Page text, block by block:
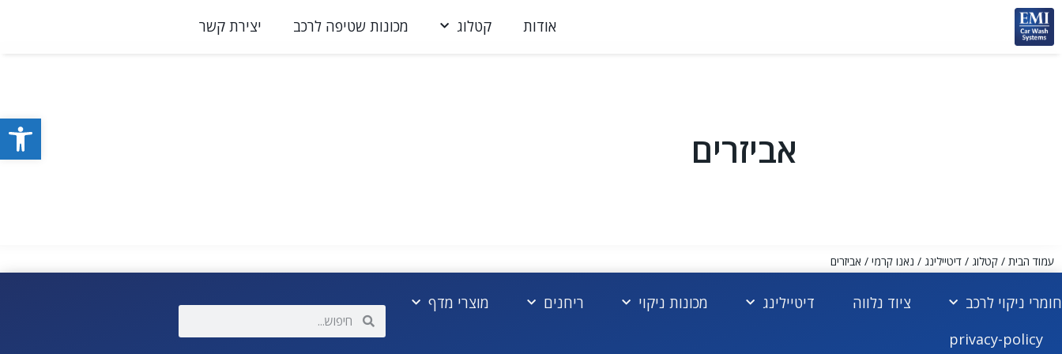
פתח
אודות קטלוג מכונות שטיפה לרכב יצירת קשר
אביזרים
עמוד הבית / קטלוג / דיטיילינג / נאנו קרמי / אביזרים
חומרי ניקוי לרכב ציוד נלווה דיטיילינג מכונות ניקוי ריחנים
מוצרי מדף
privacy-policy